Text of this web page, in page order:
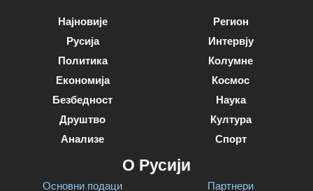
Најновије
Русија
Политика
Економија
Безбедност
Друштво
Анализе
Регион
Интервју
Колумне
Космос
Наука
Култура
Спорт
О Русији
Основни подаци Партнери